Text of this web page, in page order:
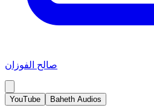
صالح الفوزان
YouTube Baheth Audios